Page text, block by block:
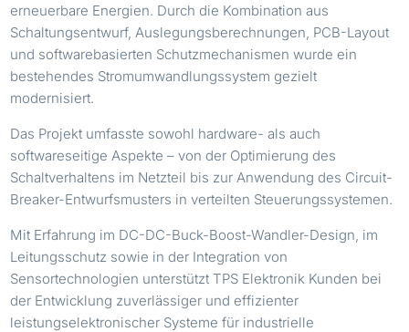
erneuerbare Energien. Durch die Kombination aus
Schaltungsentwurf, Auslegungsberechnungen, PCB-Layout
und softwarebasierten Schutzmechanismen wurde ein
bestehendes Stromumwandlungssystem gezielt
modernisiert.
Das Projekt umfasste sowohl hardware- als auch
softwareseitige Aspekte – von der Optimierung des
Schaltverhaltens im Netzteil bis zur Anwendung des Circuit-
Breaker-Entwurfsmusters in verteilten Steuerungssystemen.
Mit Erfahrung im DC-DC-Buck-Boost-Wandler-Design, im
Leitungsschutz sowie in der Integration von
Sensortechnologien unterstützt TPS Elektronik Kunden bei
der Entwicklung zuverlässiger und effizienter
leistungselektronischer Systeme für industrielle